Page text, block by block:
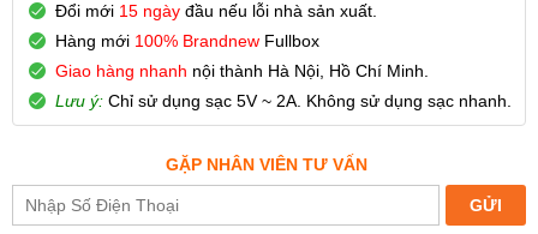
Đổi mới 15 ngày đầu nếu lỗi nhà sản xuất.
Hàng mới 100% Brandnew Fullbox
Giao hàng nhanh nội thành Hà Nội, Hồ Chí Minh.
Lưu ý: Chỉ sử dụng sạc 5V ~ 2A. Không sử dụng sạc nhanh.
GẶP NHÂN VIÊN TƯ VẤN